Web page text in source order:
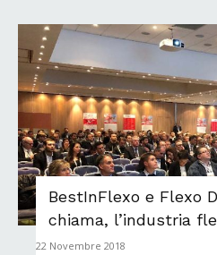
BestInFlexo e Flexo
chiama, l’industria
22 Novembre 2018